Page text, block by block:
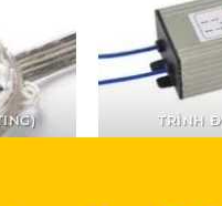
TRÌNH